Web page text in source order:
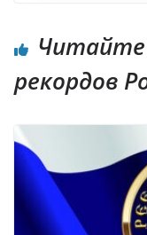
рекордов